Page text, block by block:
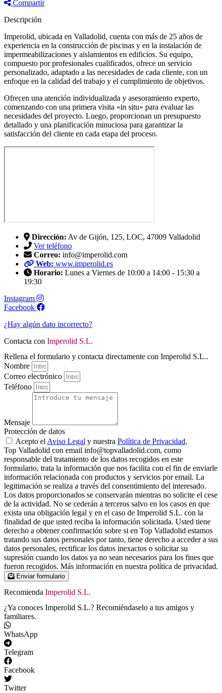
Compartir
Descripción
Imperolid, ubicada en Valladolid, cuenta con más de 25 años de
experiencia en la construcción de piscinas y en la instalación de
impermeabilizaciones y aislamientos en edificios. Su equipo,
compuesto por profesionales cualificados, ofrece un servicio
personalizado, adaptado a las necesidades de cada cliente, con un
enfoque en la calidad del trabajo y el cumplimiento de objetivos.
Ofrecen una atención individualizada y asesoramiento experto,
comenzando con una primera visita «in situ» para evaluar las
necesidades del proyecto. Luego, proporcionan un presupuesto
detallado y una planificación minuciosa para garantizar la
satisfacción del cliente en cada etapa del proceso.
Dirección: Av de Gijón, 125, LOC, 47009 Valladolid
Ver teléfono
Correo: info@imperolid.com
Web: www.imperolid.es
Horario: Lunes a Viernes de 10:00 a 14:00 - 15:30 a
19:30
Instagram
Facebook
¿Hay algún dato incorrecto?
Contacta con Imperolid S.L.
Rellena el formulario y contacta directamente con Imperolid S.L..
Nombre
Correo electrónico
Teléfono
Mensaje
Protección de datos
Acepto el Aviso Legal y nuestra Política de Privacidad.
Top Valladolid con email info@topvalladolid.com, como
responsable del tratamiento de los datos recogidos en este
formulario, trata la información que nos facilita con el fin de enviarle
información relacionada con productos y servicios por email. La
legitimación se realiza a través del consentimiento del interesado.
Los datos proporcionados se conservarán mientras no solicite el cese
de la actividad. No se cederán a terceros salvo en los casos en que
exista una obligación legal y en el caso de Imperolid S.L. con la
finalidad de que usted reciba la información solicitada. Usted tiene
derecho a obtener confirmación sobre si en Top Valladolid estamos
tratando sus datos personales por tanto, tiene derecho a acceder a sus
datos personales, rectificar los datos inexactos o solicitar su
supresión cuando los datos ya no sean necesarios para los fines que
fueron recogidos. Más información en nuestra política de privacidad.
Enviar formulario
Recomienda Imperolid S.L.
¿Ya conoces Imperolid S.L.? Recomiéndaselo a tus amigos y
familiares.
WhatsApp
Telegram
Facebook
Twitter